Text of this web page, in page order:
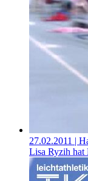
27.02.2011 |
Lisa Ryzih hat